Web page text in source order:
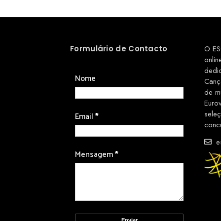
Formulário de Contacto
Nome
Email*
Mensagem*
O
de